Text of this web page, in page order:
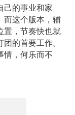
己的事业和家
而这个版本，辅
置，节奏快也就
的首要工作。
情，何乐而不